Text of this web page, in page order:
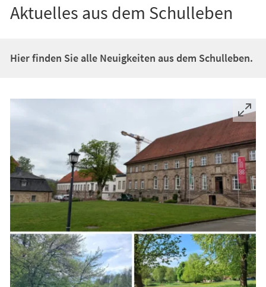
Aktuelles aus dem Schulleben
Hier finden Sie alle Neuigkeiten aus dem Schulleben.